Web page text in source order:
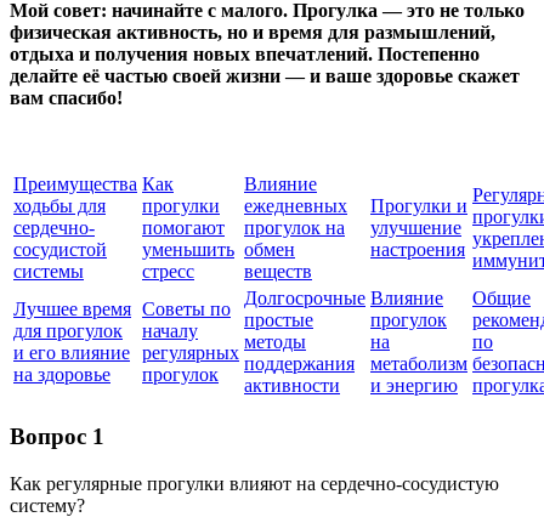
Мой совет: начинайте с малого. Прогулка — это не только
физическая активность, но и время для размышлений,
отдыха и получения новых впечатлений. Постепенно
делайте её частью своей жизни — и ваше здоровье скажет
вам спасибо!
Преимущества
ходьбы для
сердечно-
сосудистой
системы
Как
прогулки
помогают
уменьшить
стресс
Влияние
ежедневных
прогулок на
обмен
веществ
Прогулки и
улучшение
настроения
Лучшее время
для прогулок
и его влияние
на здоровье
Советы по
началу
регулярных
прогулок
Долгосрочные
простые
методы
поддержания
активности
Влияние
прогулок
на
метаболизм
и энергию
Общие
по
Вопрос 1
Как регулярные прогулки влияют на сердечно-сосудистую
систему?